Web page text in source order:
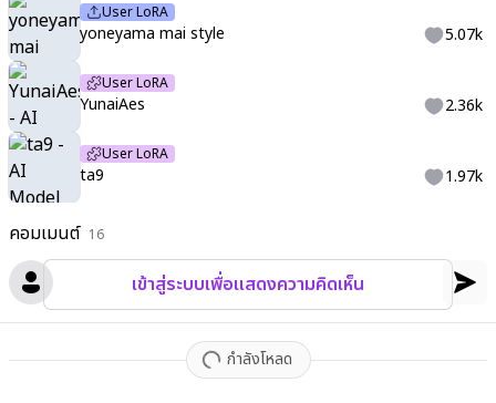
คอมเมนต์ 16
เข้าสู่ระบบเพื่อแสดงความคิดเห็น
กำลังโหลด
User LoRA
yoneyama mai style 5.07k
User LoRA
YunaiAes 2.36k
User LoRA
ta9 1.97k